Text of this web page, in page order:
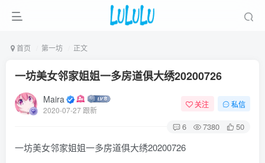
首页 第一坊 正文
一坊美女邻家姐姐一多房道俱大绣20200726
Maira
2020-07-27 跟新
关注 私信
6 7380 50
一坊美女邻家姐姐一多房道俱大绣20200726